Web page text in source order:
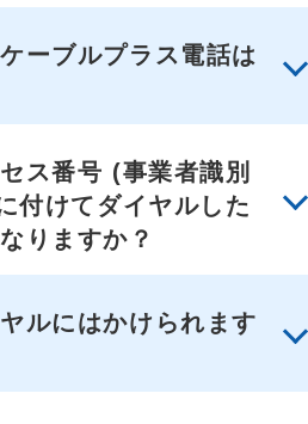
ーブルプラス電話は
ス番号 (事業者識別
付けてダイヤルした
りますか？
ルにはかけられます